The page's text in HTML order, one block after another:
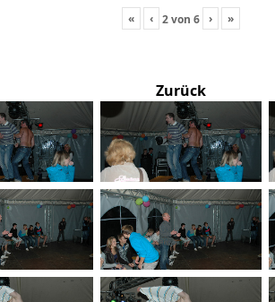
« ‹ 2von 6 › »
Zurück